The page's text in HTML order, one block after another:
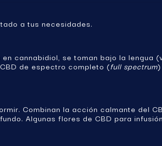
a tus necesidades.
cannabidiol, se toman bajo la lengua
de espectro completo (full spectrum
Combinan la acción calmante del
Algunas flores de CBD para